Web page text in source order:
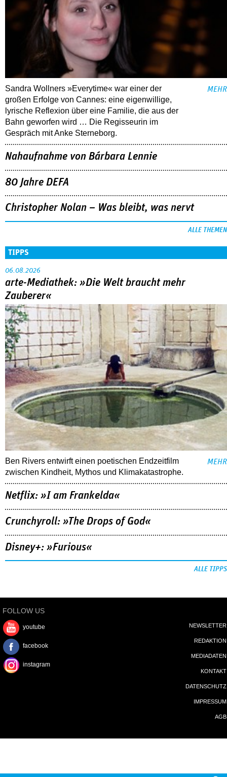
Sandra Wollners »Everytime« war einer der
großen Erfolge von Cannes: eine eigenwillige,
lyrische Reflexion über eine ­Familie, die aus der
Bahn geworfen wird … Die Regisseurin im
Gespräch mit Anke Sterneborg.
MEHR
Nahaufnahme von Bárbara Lennie
80 Jahre DEFA
Christopher Nolan – Was bleibt, was nervt
ALLE THEMEN
TIPPS
06.08.2026
arte-Mediathek: »Die Welt braucht mehr
Zauberer«
Ben Rivers entwirft einen poetischen Endzeitfilm
zwischen Kindheit, Mythos und Klimakatastrophe.
MEHR
Netflix: »I am Frankelda«
Crunchyroll: »The Drops of God«
Disney+: »Furious«
ALLE TIPPS
FOLLOW US
youtube
facebook
instagram
NEWSLETTER
REDAKTION
MEDIADATEN
KONTAKT
DATENSCHUTZ
IMPRESSUM
AGB